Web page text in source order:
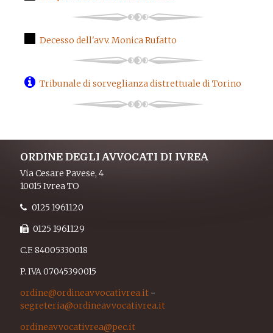
Decesso dell'avv. Monica Rufatto
Tribunale di sorveglianza distrettuale di Torino
ORDINE DEGLI AVVOCATI DI IVREA
Via Cesare Pavese, 4
10015 Ivrea TO
0125 1961120
0125 1961129
C.F. 84005330018
P. IVA 07045390015
ordine@ordineavvocativrea.it -
segreteria@ordineavvocativrea.it
ordineavvocativrea@pec.it